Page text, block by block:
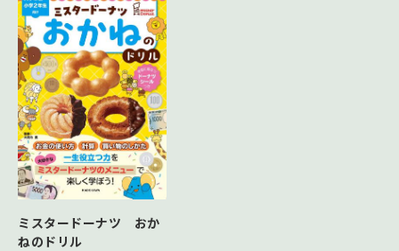
ミスタードーナツ おか
ねのドリル